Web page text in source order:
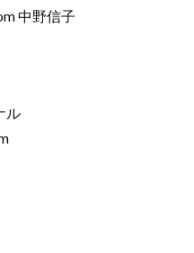
中野信子
ル